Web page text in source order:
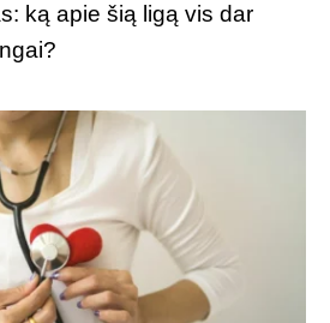
ką apie šią ligą vis dar